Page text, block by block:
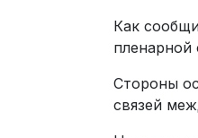
Как
Стороны
связей